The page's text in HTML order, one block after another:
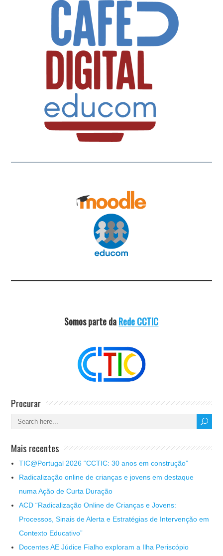
Somos parte daRede CCTIC
Procurar
Mais recentes
TIC@Portugal 2026 “CCTIC: 30 anos em construção”
Radicalização online de crianças e jovens em destaque
numa Ação de Curta Duração
ACD “Radicalização Online de Crianças e Jovens:
Processos, Sinais de Alerta e Estratégias de Intervenção em
Contexto Educativo”
Docentes AE Júdice Fialho exploram a Ilha Periscópio